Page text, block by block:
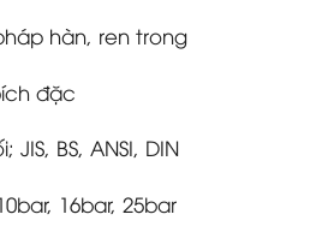
hàn, ren trong
đặc
BS, ANSI, DIN
16bar, 25bar